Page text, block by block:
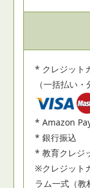
* クレジット
（一括払い・
* Amazon
* 銀行振込
* 教育クレジ
※クレジット
ラム一式（教